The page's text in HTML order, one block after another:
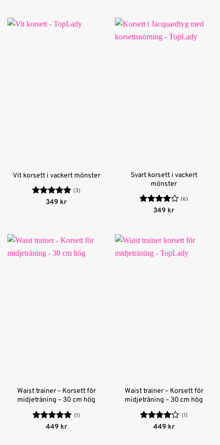
Vit korsett i vackert mönster
Betygsatt5
(3)
349 kr
Svart korsett i vackert
mönster
Betygsatt
(6)
349 kr
Waist trainer – Korsett för
midjeträning – 30 cm hög
Betygsatt5
(1)
449 kr
Waist trainer – Korsett för
midjeträning – 30 cm hög
Betygsatt
(1)
449 kr